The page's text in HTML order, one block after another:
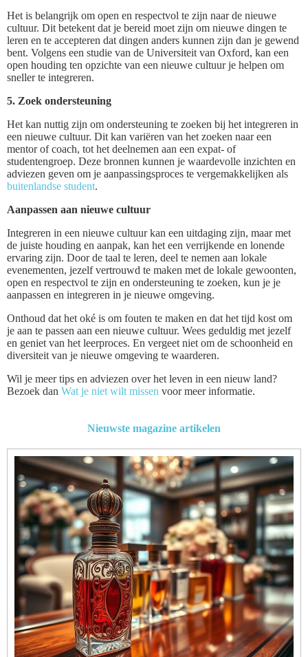
Het is belangrijk om open en respectvol te zijn naar de nieuwe
cultuur. Dit betekent dat je bereid moet zijn om nieuwe dingen te
leren en te accepteren dat dingen anders kunnen zijn dan je gewend
bent. Volgens een studie van de Universiteit van Oxford, kan een
open houding ten opzichte van een nieuwe cultuur je helpen om
sneller te integreren.
5. Zoek ondersteuning
Het kan nuttig zijn om ondersteuning te zoeken bij het integreren in
een nieuwe cultuur. Dit kan variëren van het zoeken naar een
mentor of coach, tot het deelnemen aan een expat- of
studentengroep. Deze bronnen kunnen je waardevolle inzichten en
adviezen geven om je aanpassingsproces te vergemakkelijken als
buitenlandse student.
Aanpassen aan nieuwe cultuur
Integreren in een nieuwe cultuur kan een uitdaging zijn, maar met
de juiste houding en aanpak, kan het een verrijkende en lonende
ervaring zijn. Door de taal te leren, deel te nemen aan lokale
evenementen, jezelf vertrouwd te maken met de lokale gewoonten,
open en respectvol te zijn en ondersteuning te zoeken, kun je je
aanpassen en integreren in je nieuwe omgeving.
Onthoud dat het oké is om fouten te maken en dat het tijd kost om
je aan te passen aan een nieuwe cultuur. Wees geduldig met jezelf
en geniet van het leerproces. En vergeet niet om de schoonheid en
diversiteit van je nieuwe omgeving te waarderen.
Wil je meer tips en adviezen over het leven in een nieuw land?
Bezoek dan Wat je niet wilt missen voor meer informatie.
Nieuwste magazine artikelen